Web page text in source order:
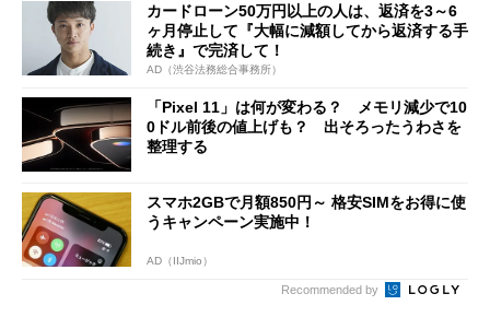
カードローン50万円以上の人は、返済を3～6
ヶ月停止して『大幅に減額してから返済する手
続き』で完済して！
AD（渋谷法務総合事務所）
「Pixel 11」は何が変わる？ メモリ減少で10
0ドル前後の値上げも？ 出そろったうわさを
整理する
スマホ2GBで月額850円～ 格安SIMをお得に使
うキャンペーン実施中！
AD（IIJmio）
Recommended by